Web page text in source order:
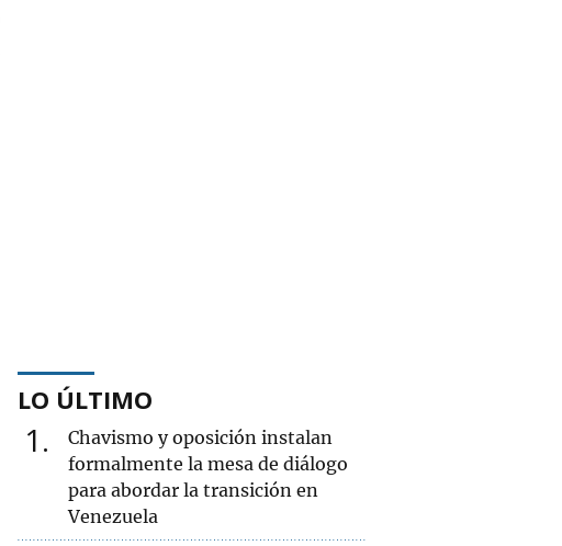
LO ÚLTIMO
1
Chavismo y oposición instalan
formalmente la mesa de diálogo
para abordar la transición en
Venezuela